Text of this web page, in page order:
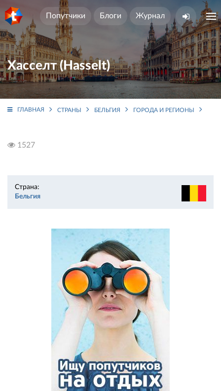
Попутчики Блоги Журнал
Хасселт (Hasselt)
ГЛАВНАЯ СТРАНЫ БЕЛЬГИЯ ГОРОДА И РЕГИОНЫ
1527
Страна:
Бельгия